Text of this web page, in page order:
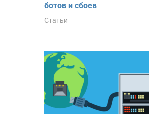
ботов и сбоев
Статьи